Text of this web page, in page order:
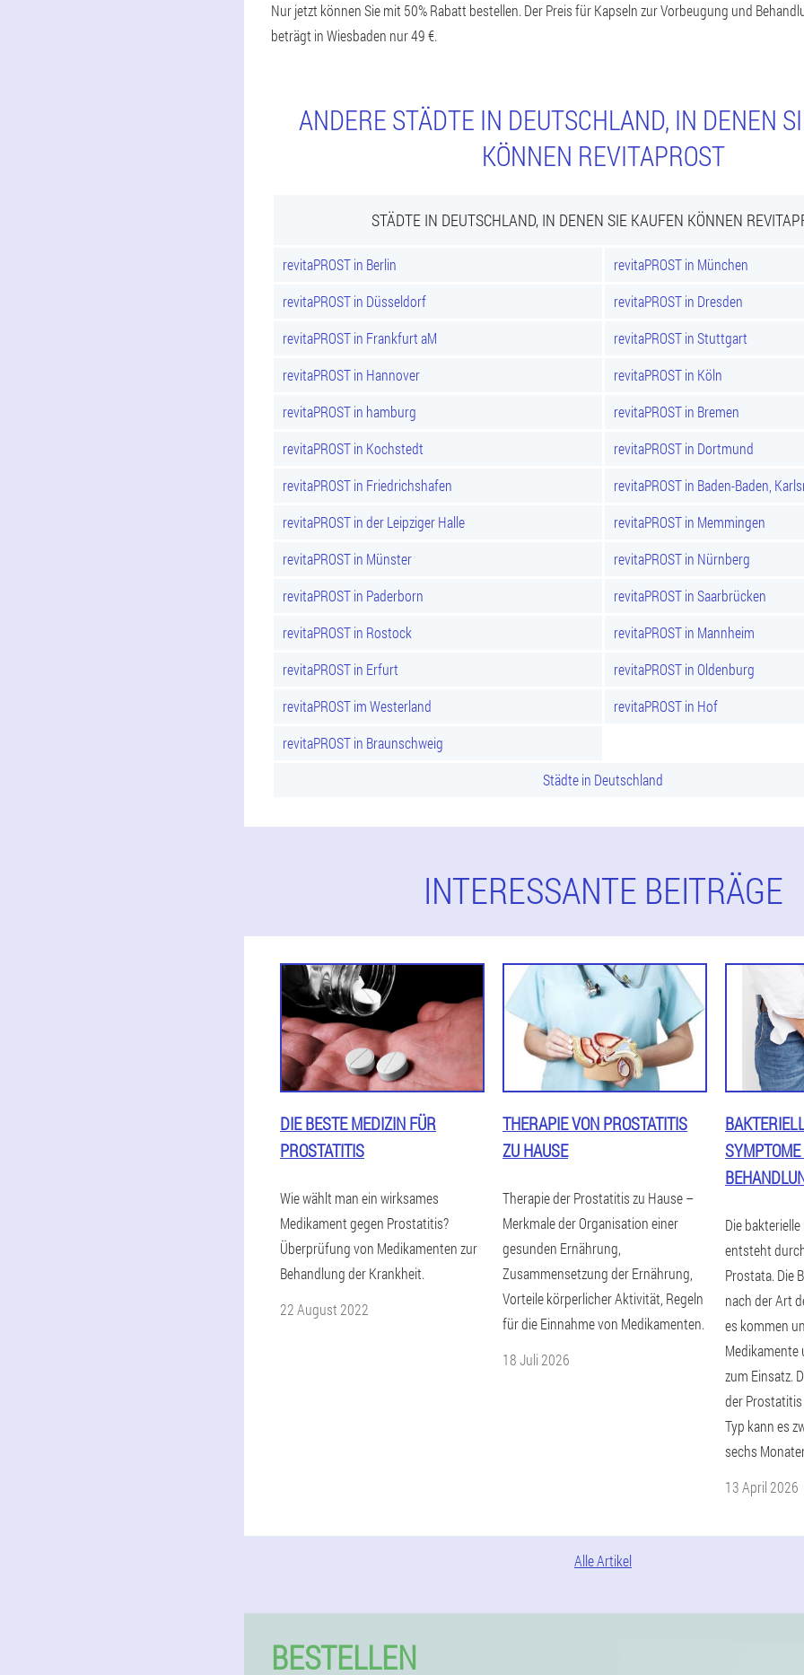
Nur jetzt können Sie mit 50% Rabatt bestellen. Der Preis für Kapseln zur Vorbeugung und
beträgt in Wiesbaden nur 49 €.
ANDERE STÄDTE IN DEUTSCHLAND, IN DENEN
KÖNNEN REVITAPROST
STÄDTE IN DEUTSCHLAND, IN DENEN SIE KAUFEN KÖNNEN
revitaPROST in Berlin
revitaPROST in München
revitaPROST in Düsseldorf
revitaPROST in Dresden
revitaPROST in Frankfurt aM
revitaPROST in Stuttgart
revitaPROST in Hannover
revitaPROST in Köln
revitaPROST in hamburg
revitaPROST in Bremen
revitaPROST in Kochstedt
revitaPROST in Dortmund
revitaPROST in Friedrichshafen
revitaPROST in Baden-Baden,
revitaPROST in der Leipziger Halle
revitaPROST in Memmingen
revitaPROST in Münster
revitaPROST in Nürnberg
revitaPROST in Paderborn
revitaPROST in Saarbrücken
revitaPROST in Rostock
revitaPROST in Mannheim
revitaPROST in Erfurt
revitaPROST in Oldenburg
revitaPROST im Westerland
revitaPROST in Hof
revitaPROST in Braunschweig
Städte in Deutschland
INTERESSANTE BEITRÄGE
DIE BESTE MEDIZIN FÜR
PROSTATITIS
Wie wählt man ein wirksames
Medikament gegen Prostatitis?
Überprüfung von Medikamenten zur
Behandlung der Krankheit.
22 August 2022
THERAPIE VON PROSTATITIS
ZU HAUSE
Therapie der Prostatitis zu Hause –
Merkmale der Organisation einer
gesunden Ernährung,
Zusammensetzung der Ernährung,
Vorteile körperlicher Aktivität, Regeln
für die Einnahme von Medikamenten.
18 Juli 2026
Die
entsteht
Prostata. Die
nach der Art
es kommen
Medikamente
zum Einsatz.
der
Typ kann es
sechs
13 April 2026
Alle Artikel
BESTELLEN